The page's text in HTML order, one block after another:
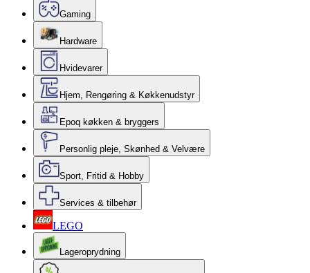
Gaming
Hardware
Hvidevarer
Hjem, Rengøring & Køkkenudstyr
Epoq køkken & bryggers
Personlig pleje, Skønhed & Velvære
Sport, Fritid & Hobby
Services & tilbehør
LEGO
Lageroprydning